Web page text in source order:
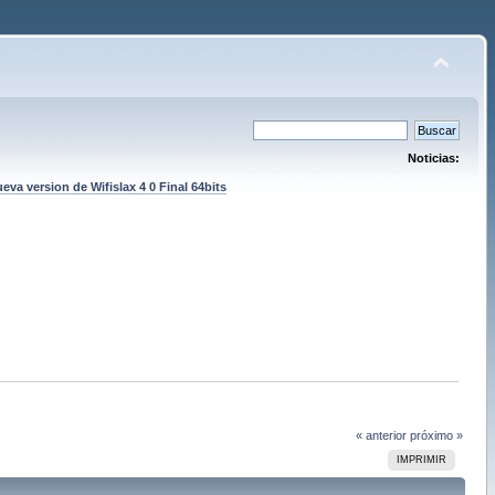
Noticias:
version de Wifislax 4 0 Final 64bits
« anterior próximo »
IMPRIMIR